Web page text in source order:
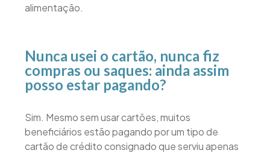
alimentação.
Nunca usei o cartão, nunca fiz
compras ou saques: ainda assim
posso estar pagando?
Sim. Mesmo sem usar cartões, muitos
beneficiários estão pagando por um tipo de
cartão de crédito consignado que serviu apenas